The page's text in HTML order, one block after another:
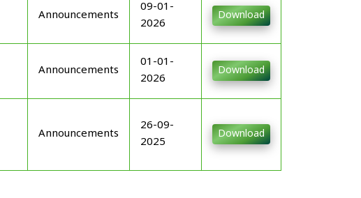
Announcements
09-01-
2026
Download
Announcements
01-01-
2026
Download
Announcements
26-09-
2025
Download